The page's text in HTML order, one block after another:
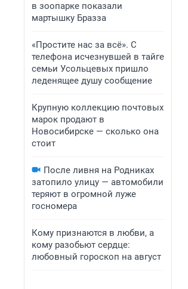
в зоопарке показали
мартышку Бразза
«Простите нас за всё». С
телефона исчезнувшей в тайге
семьи Усольцевых пришло
леденящее душу сообщение
Крупную коллекцию почтовых
марок продают в
Новосибирске — сколько она
стоит
После ливня на Родниках
затопило улицу — автомобили
теряют в огромной луже
госномера
Кому признаются в любви, а
кому разобьют сердце:
любовный гороскоп на август